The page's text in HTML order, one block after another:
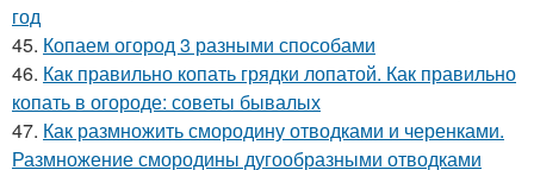
год
45. Копаем огород 3 разными способами
46. Как правильно копать грядки лопатой. Как правильно
копать в огороде: советы бывалых
47. Как размножить смородину отводками и черенками.
Размножение смородины дугообразными отводками